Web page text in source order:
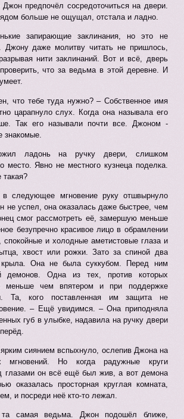
предпочёл сосредоточиться на двери.
больше не ощущал, отстала и ладно.
запирающие заклинания, но это не
Джону даже молитву читать не пришлось,
нити заклинаний. Вот и всё, дверь
что за ведьма в этой деревне. И
что тебе туда нужно? – Собственное имя
царапнуло слух. Когда она называла его
Так его называли почти все. Джоном -
знакомые.
ладонь на ручку двери, слишком
место. Явно не местного кузнеца поделка.
следующее мгновение руку отшвырнуло
не успел, она оказалась даже быстрее, чем
смог рассмотреть её, замершую меньше
безупречно красивое лицо в обрамлении
спокойные и холодные аметистовые глаза и
хвост или рожки. Зато за спиной два
крыла. Она не была суккубом. Перед ним
демонов. Одна из тех, против которых
меньше чем впятером и при поддержке
Та, кого поставленная им защита не
– Ещё увидимся. – Она приподняла
губ в улыбке, надавила на ручку двери
сиянием вспыхнуло, ослепив Джона на
мгновений. Но когда радужные круги
глазами он всё ещё был жив, а вот демона
оказалась просторная круглая комната,
и посреди неё кто-то лежал.
самая ведьма. Джон подошёл ближе,